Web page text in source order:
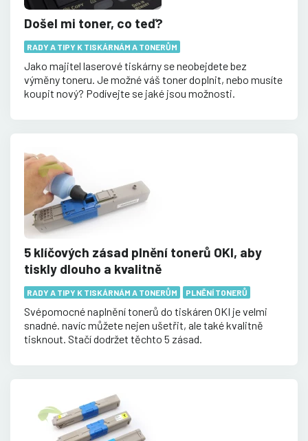
Došel mi toner, co teď?
RADY A TIPY K TISKÁRNÁM A TONERŮM
Jako majitel laserové tiskárny se neobejdete bez
výměny toneru. Je možné váš toner doplnit, nebo musíte
koupit nový? Podívejte se jaké jsou možnosti.
5 klíčových zásad plnění tonerů OKI, aby
tiskly dlouho a kvalitně
RADY A TIPY K TISKÁRNÁM A TONERŮM PLNĚNÍ TONERŮ
Svépomocné naplnění tonerů do tiskáren OKI je velmi
snadné. navíc můžete nejen ušetřit, ale také kvalitně
tisknout. Stačí dodržet těchto 5 zásad.